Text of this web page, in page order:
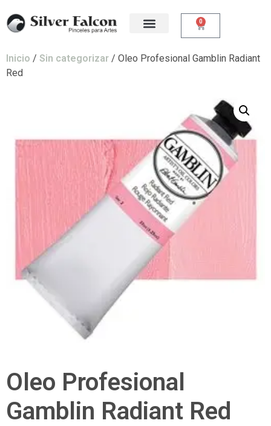
0
Inicio / Sin categorizar / Oleo Profesional Gamblin Radiant
Red
Oleo Profesional
Gamblin Radiant Red